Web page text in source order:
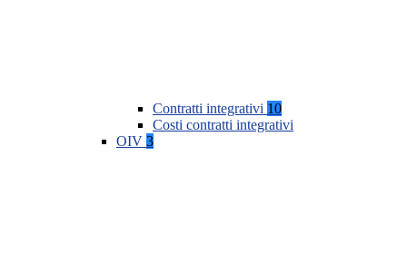
Contratti integrativi 10
Costi contratti integrativi
OIV 3